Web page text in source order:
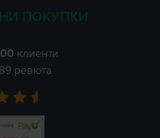
ПОКУПКИ
клиенти
ревюта